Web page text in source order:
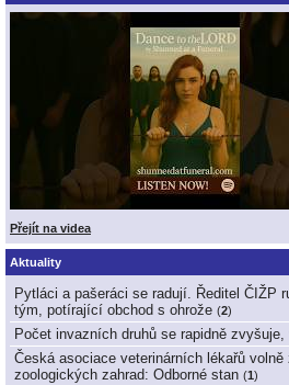
Přejít na videa
Aktuality
Pytláci a pašeráci se radují. Ředitel ČIŽP
tým, potírající obchod s ohrože (2)
Počet invazních druhů se rapidně
Česká asociace veterinárních lékařů
zoologických zahrad: Odborné stan (1)